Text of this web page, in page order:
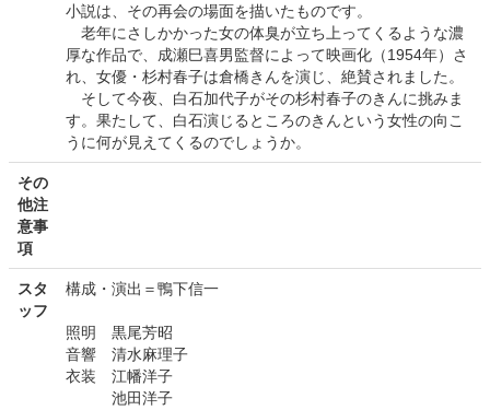
小説は、その再会の場面を描いたものです。
老年にさしかかった女の体臭が立ち上ってくるような濃
厚な作品で、成瀬巳喜男監督によって映画化（1954年）さ
れ、女優・杉村春子は倉橋きんを演じ、絶賛されました。
そして今夜、白石加代子がその杉村春子のきんに挑みま
す。果たして、白石演じるところのきんという女性の向こ
うに何が見えてくるのでしょうか。
その
他注
意事
項
スタ
ッフ
構成・演出＝鴨下信一
照明 黒尾芳昭
音響 清水麻理子
衣装 江幡洋子
池田洋子